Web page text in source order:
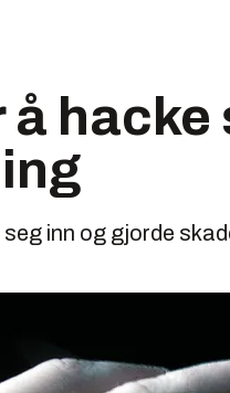
hacke
inn og gjorde